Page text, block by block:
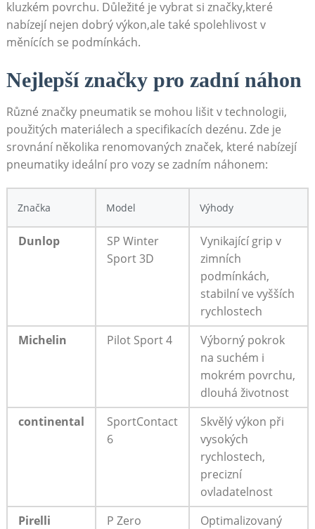
kluzkém povrchu. Důležité je vybrat si značky,které
nabízejí nejen dobrý výkon,ale také spolehlivost​ v
měnících se podmínkách.
Nejlepší⁣ značky pro ⁤zadní‍ náhon
Různé značky pneumatik se mohou lišit v technologii,
použitých materiálech a specifikacích dezénu. Zde je‌
srovnání několika renomovaných značek, které nabízejí⁣
pneumatiky ideální pro vozy se zadním náhonem:
Značka Model Výhody
Dunlop
SP Winter
Sport 3D
Vynikající grip v
zimních
podmínkách,
stabilní ⁢ve vyšších
rychlostech
Michelin
Pilot ‌Sport 4
Výborný​ pokrok
na suchém i
mokrém povrchu,
​dlouhá⁣ životnost
continental
SportContact
6
Skvělý výkon při
vysokých
rychlostech,
precizní
ovladatelnost
Pirelli
P Zero
Optimalizovaný